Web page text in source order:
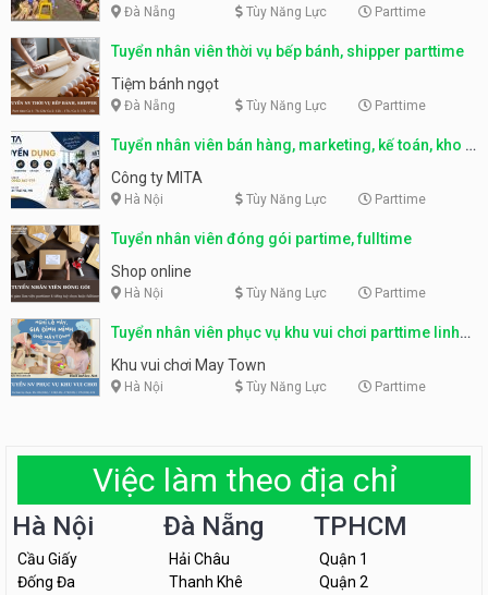
Đà Nẵng Tùy Năng Lực Parttime
Tuyển nhân viên thời vụ bếp bánh, shipper parttime
Tiệm bánh ngọt
Đà Nẵng Tùy Năng Lực Parttime
Tuyển nhân viên bán hàng, marketing, kế toán, kho –
parttime, fulltime
Công ty MITA
Hà Nội Tùy Năng Lực Parttime
Tuyển nhân viên đóng gói partime, fulltime
Shop online
Hà Nội Tùy Năng Lực Parttime
Tuyển nhân viên phục vụ khu vui chơi parttime linh
động
Khu vui chơi May Town
Hà Nội Tùy Năng Lực Parttime
Việc làm theo địa chỉ
Hà Nội
Cầu Giấy
Đống Đa
Đà Nẵng
Hải Châu
Thanh Khê
TPHCM
Quận 1
Quận 2